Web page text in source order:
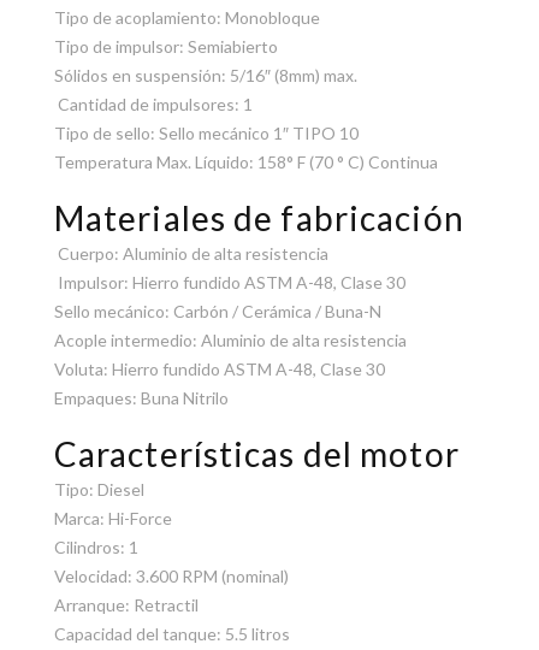
Tipo de acoplamiento: Monobloque
Tipo de impulsor: Semiabierto
Sólidos en suspensión: 5/16″ (8mm) max.
Cantidad de impulsores: 1
Tipo de sello: Sello mecánico 1″ TIPO 10
Temperatura Max. Líquido: 158° F (70 ° C) Continua
Materiales de fabricación
Cuerpo: Aluminio de alta resistencia
Impulsor: Hierro fundido ASTM A-48, Clase 30
Sello mecánico: Carbón / Cerámica / Buna-N
Acople intermedio: Aluminio de alta resistencia
Voluta: Hierro fundido ASTM A-48, Clase 30
Empaques: Buna Nitrilo
Características del motor
Tipo: Diesel
Marca: Hi-Force
Cilindros: 1
Velocidad: 3.600 RPM (nominal)
Arranque: Retractil
Capacidad del tanque: 5.5 litros